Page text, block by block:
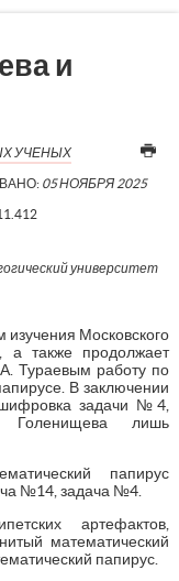
и
УЧЕНЫХ
05 НОЯБРЯ 2025
университет
Московского
а также продолжает
Тураевым работу по
В заключении
задачи №4,
Голенищева лишь
папирус
№14, задача №4.
артефактов,
математический
папирус.